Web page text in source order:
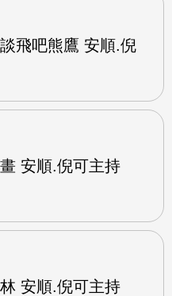
飛吧熊鷹 安順.倪
安順.倪可主持
安順.倪可主持